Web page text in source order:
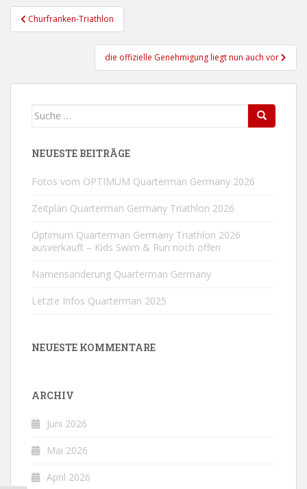
Beitragsnavigation
Churfranken-Triathlon
die offizielle Genehmigung liegt nun auch vor
Suche
Search
NEUESTE BEITRÄGE
Fotos vom OPTIMUM Quarterman Germany 2026
Zeitplan Quarterman Germany Triathlon 2026
Optimum Quarterman Germany Triathlon 2026
ausverkauft – Kids Swim & Run noch offen
Namensänderung Quarterman Germany
Letzte Infos Quarterman 2025
NEUESTE KOMMENTARE
ARCHIV
Juni 2026
Mai 2026
April 2026